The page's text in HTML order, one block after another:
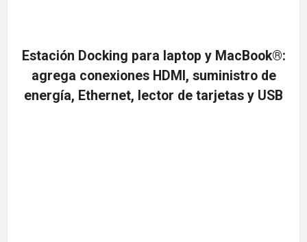
Estación Docking para laptop y MacBook®:
agrega conexiones HDMI, suministro de
energía, Ethernet, lector de tarjetas y USB